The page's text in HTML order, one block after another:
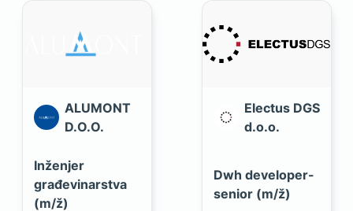
ALUMONT
D.O.O.
Inženjer
građevinarstva
(m/ž)
Electus DGS
d.o.o.
Dwh developer-
senior (m/ž)